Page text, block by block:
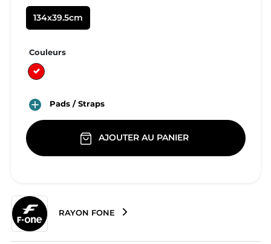
134x39.5cm
Couleurs
Rouge
 Pads / Straps
AJOUTER AU PANIER
RAYON FONE